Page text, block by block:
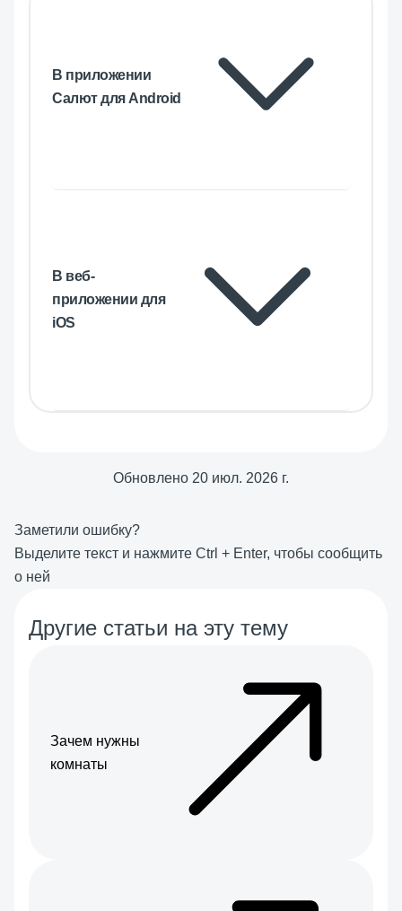
В приложении
Салют для Android
В веб-
приложении для
iOS
Обновлено 20 июл. 2026 г.
Заметили ошибку?
Выделите текст и нажмите Ctrl + Enter, чтобы сообщить
о ней
Другие статьи на эту тему
Зачем нужны
комнаты